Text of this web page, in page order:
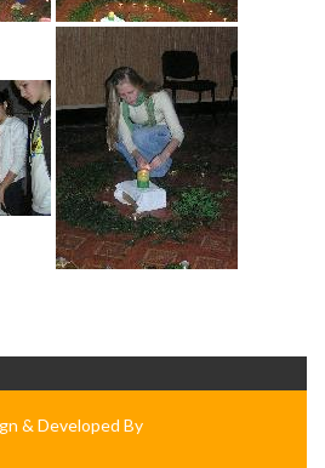
& Developed By